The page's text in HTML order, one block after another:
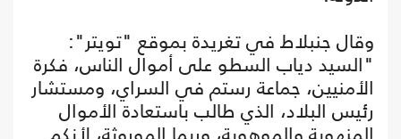
وقال جنبلاط في تغريدة بموقع "تويتر":
"السيد دياب السطو على أموال الناس، فكرة
الأمنيين، جماعة رستم في السراي، ومستشار
رئيس البلاد، الذي طالب باستعادة الأموال